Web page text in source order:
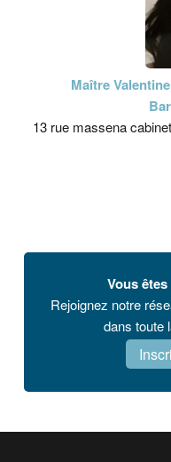
Maître
13 rue massena
Vous
Rejoignez notre
dans toute